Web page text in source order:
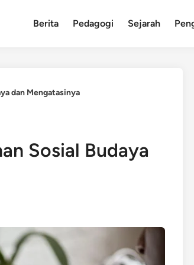
Berita Pedagogi Sejarah
dan Mengatasinya
Sosial Budaya